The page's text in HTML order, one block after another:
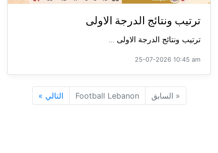
ترتيب ونتائج الدرجة الاولى
ترتيب ونتائج الدرجة الاولى ...
25-07-2026 10:45 am
« السابق Football Lebanon التالي »